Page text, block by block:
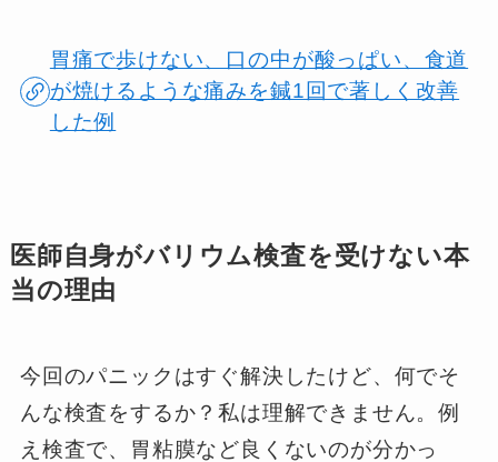
胃痛で歩けない、口の中が酸っぱい、食道
が焼けるような痛みを鍼1回で著しく改善
した例
医師自身がバリウム検査を受けない本
当の理由
今回のパニックはすぐ解決したけど、何でそ
んな検査をするか？私は理解できません。例
え検査で、胃粘膜など良くないのが分かっ